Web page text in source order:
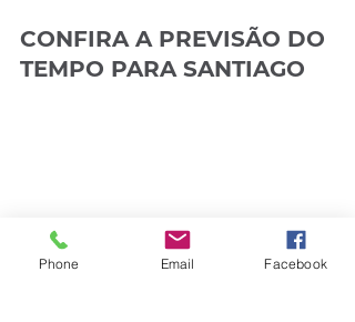
CONFIRA A PREVISÃO DO
TEMPO PARA SANTIAGO
Phone Email Facebook